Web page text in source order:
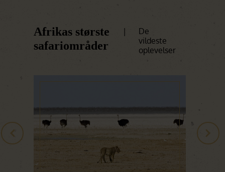
Afrikas største
safariområder
|
De
vildeste
oplevelser